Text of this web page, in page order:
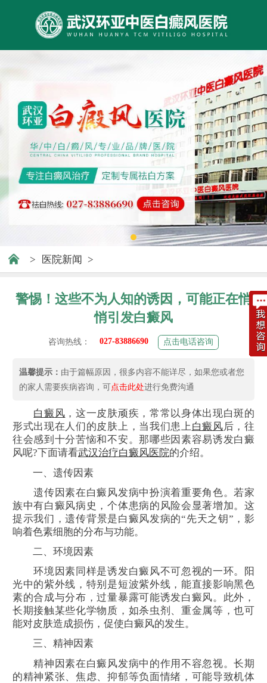
> 医院新闻 >
警惕！这些不为人知的诱因，可能正在悄
悄引发白癜风
咨询热线： 027-83886690 点击电话咨询
温馨提示： 由于篇幅原因，很多内容不能详尽，如果您或者您
的家人需要疾病咨询，可点击此处进行免费沟通
白癜风 ，这一皮肤顽疾，常常以身体出现白斑的
形式出现在人们的皮肤上，当我们患上白癜风后，往
往会感到十分苦恼和不安。那哪些因素容易诱发白癜
风呢?下面请看武汉治疗白癜风医院的介绍。
一、遗传因素
遗传因素在白癜风发病中扮演着重要角色。若家
族中有白癜风病史，个体患病的风险会显著增加。这
提示我们，遗传背景是白癜风发病的“先天之钥”，影
响着色素细胞的分布与功能。
二、环境因素
环境因素同样是诱发白癜风不可忽视的一环。阳
光中的紫外线，特别是短波紫外线，能直接影响黑色
素的合成与分布，过量暴露可能诱发白癜风。此外，
长期接触某些化学物质，如杀虫剂、重金属等，也可
能对皮肤造成损伤，促使白癜风的发生。
三、精神因素
精神因素在白癜风发病中的作用不容忽视。长期
的精神紧张、焦虑、抑郁等负面情绪，可能导致机体